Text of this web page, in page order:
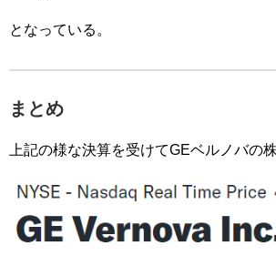
となっている。
まとめ
上記の様な決算を受けてGEベルノバの